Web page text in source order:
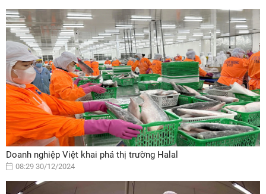
Doanh nghiệp Việt khai phá thị trường Halal
08:29 30/12/2024